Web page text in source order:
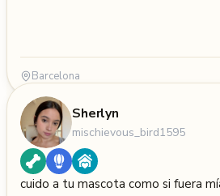
Barcelona
Sherlyn
mischievous_bird1595
cuido a tu mascota como si fuera